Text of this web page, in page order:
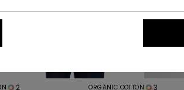
2 ORGANIC COTTON 3